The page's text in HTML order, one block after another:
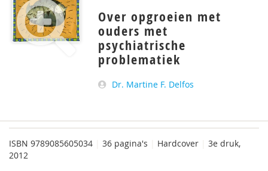
Over opgroeien met
ouders met
psychiatrische
problematiek
Dr. Martine F. Delfos
ISBN 9789085605034 36 pagina's Hardcover
3e druk,
2012